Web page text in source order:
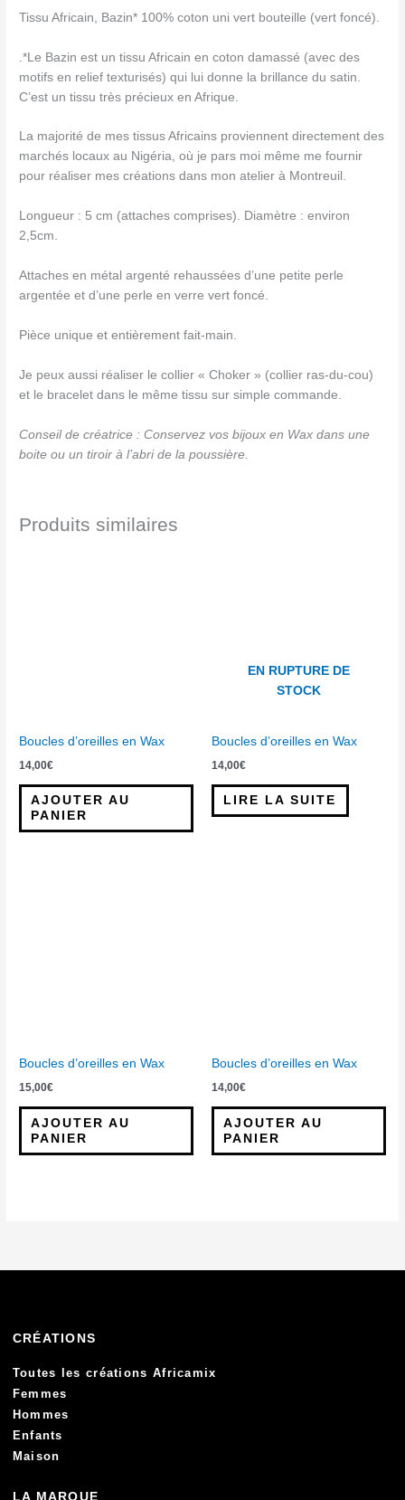
Tissu Africain, Bazin* 100% coton uni vert bouteille (vert foncé).
.*Le Bazin est un tissu Africain en coton damassé (avec des
motifs en relief texturisés) qui lui donne la brillance du satin.
C’est un tissu très précieux en Afrique.
La majorité de mes tissus Africains proviennent directement des
marchés locaux au Nigéria, où je pars moi même me fournir
pour réaliser mes créations dans mon atelier à Montreuil.
Longueur : 5 cm (attaches comprises). Diamètre : environ
2,5cm.
Attaches en métal argenté rehaussées d’une petite perle
argentée et d’une perle en verre vert foncé.
Pièce unique et entièrement fait-main.
Je peux aussi réaliser le collier « Choker » (collier ras-du-cou)
et le bracelet dans le même tissu sur simple commande.
Conseil de créatrice : Conservez vos bijoux en Wax dans une
boite ou un tiroir à l’abri de la poussière.
Produits similaires
Boucles d’oreilles en Wax
14,00€
AJOUTER AU
PANIER
EN RUPTURE DE
STOCK
Boucles d’oreilles en Wax
14,00€
LIRE LA SUITE
Boucles d’oreilles en Wax
15,00€
AJOUTER AU
PANIER
Boucles d’oreilles en Wax
14,00€
AJOUTER AU
PANIER
CRÉATIONS
Toutes les créations Africamix
Femmes
Hommes
Enfants
Maison
LA MARQUE